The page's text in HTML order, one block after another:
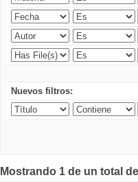
Nuevos filtros:
Mostrando 1 de un total